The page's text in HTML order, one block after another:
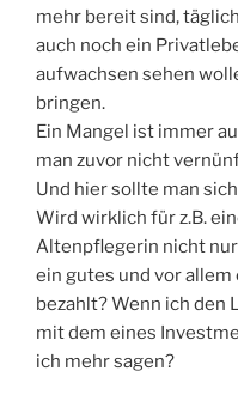
mehr bereit sind,
auch noch ein
aufwachsen sehen
bringen.
Ein Mangel ist immer
man zuvor nicht
Und hier sollte man
Wird wirklich für z.B.
Altenpflegerin nicht
ein gutes und vor
bezahlt? Wenn ich den
mit dem eines
ich mehr sagen?